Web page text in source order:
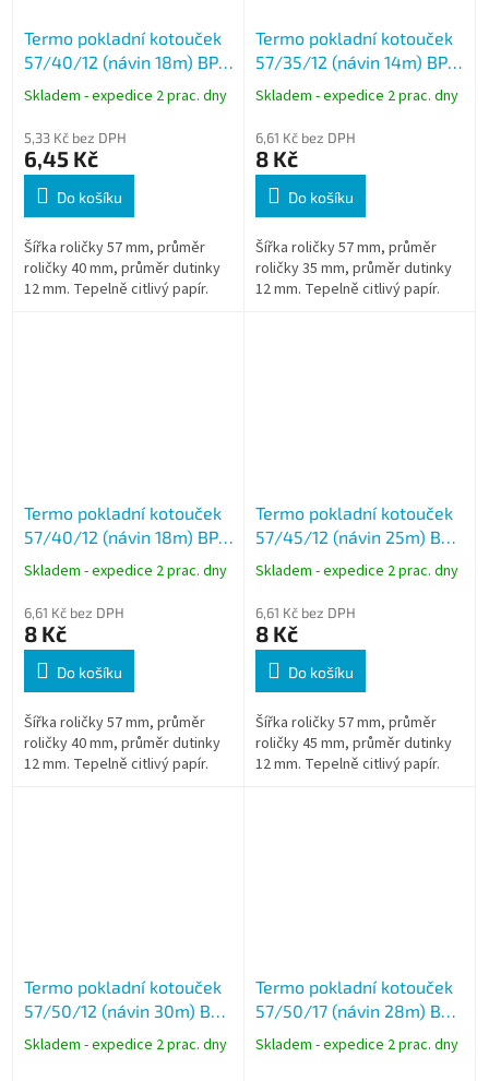
Termo pokladní kotouček
57/40/12 (návin 18m) BPA
free - celý karton
Skladem - expedice 2 prac. dny
5,33 Kč bez DPH
6,45 Kč
Do košíku
Šířka roličky 57 mm, průměr
roličky 40 mm, průměr dutinky
12 mm. Tepelně citlivý papír.
Termo pokladní kotouček
57/35/12 (návin 14m) BPA
free
Skladem - expedice 2 prac. dny
6,61 Kč bez DPH
8 Kč
Do košíku
Šířka roličky 57 mm, průměr
roličky 35 mm, průměr dutinky
12 mm. Tepelně citlivý papír.
Termo pokladní kotouček
57/40/12 (návin 18m) BPA
free
Skladem - expedice 2 prac. dny
6,61 Kč bez DPH
8 Kč
Do košíku
Šířka roličky 57 mm, průměr
roličky 40 mm, průměr dutinky
12 mm. Tepelně citlivý papír.
Termo pokladní kotouček
57/45/12 (návin 25m) BPA
free - celý karton
Skladem - expedice 2 prac. dny
6,61 Kč bez DPH
8 Kč
Do košíku
Šířka roličky 57 mm, průměr
roličky 45 mm, průměr dutinky
12 mm. Tepelně citlivý papír.
Termo pokladní kotouček
57/50/12 (návin 30m) BPA
free - celý karton
Skladem - expedice 2 prac. dny
Termo pokladní kotouček
57/50/17 (návin 28m) BPA
free - celý karton
Skladem - expedice 2 prac. dny